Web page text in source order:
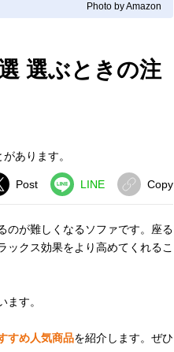
Photo by Amazon
選ぶときの注
あります。
Post LINE Copy
のが難しくなるソファです。座る
ックス効果をより高めてくれるこ
す。
すめ人気商品を紹介します。ぜひ